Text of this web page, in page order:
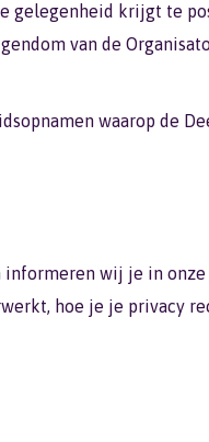
gelegenheid krijgt te
van de
waarop de
informeren wij je in onze
hoe je je privacy